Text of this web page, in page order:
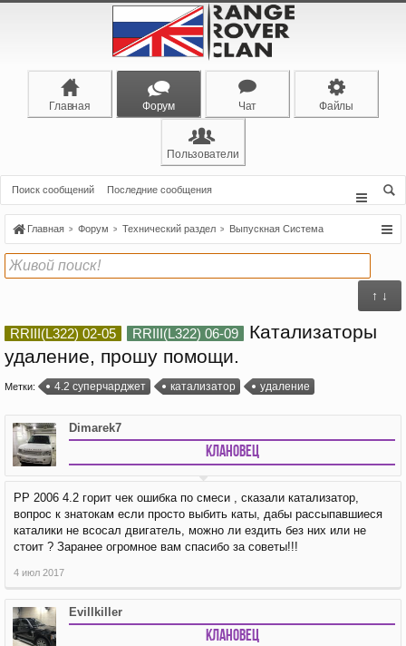
Главная Форум Чат Файлы
Пользователи
Поиск сообщений Последние сообщения
Главная Форум Технический раздел Выпускная Система
↑ ↓
RRIII(L322) 02-05 RRIII(L322) 06-09
Катализаторы
удаление, прошу помощи.
Метки: 4.2 суперчарджет катализатор удаление
Dimarek7
Клановец
РР 2006 4.2 горит чек ошибка по смеси , сказали катализатор,
вопрос к знатокам если просто выбить каты, дабы рассыпавшиеся
каталики не всосал двигатель, можно ли ездить без них или не
стоит ? Заранее огромное вам спасибо за советы!!!
4 июл 2017
Evillkiller
Клановец